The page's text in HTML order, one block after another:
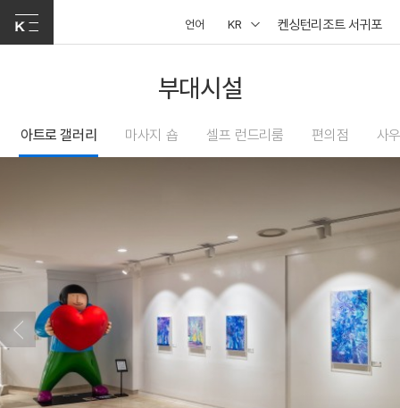
언어 KR 켄싱턴리조트 서귀포
부대시설
아트로 갤러리 마사지 숍 셀프 런드리룸 편의점 사